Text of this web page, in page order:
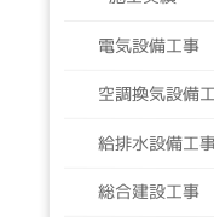
電気設備工事
空調換気設備
給排水設備工
総合建設工事